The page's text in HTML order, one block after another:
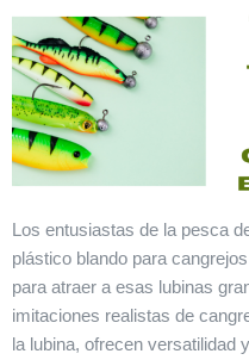
Los entusiastas de la pesca
plástico blando para
para atraer a esas lubinas
imitaciones realistas de
la lubina, ofrecen versatilidad